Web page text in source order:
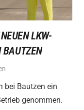
LKW-
BAUTZEN
bei Bautzen ein
genommen.